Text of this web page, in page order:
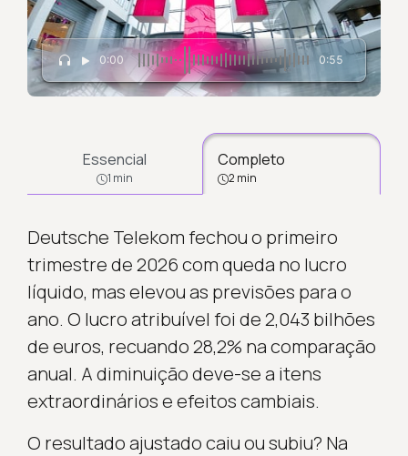
0:00 0:55
Essencial
1 min
Completo
2 min
Deutsche Telekom fechou o primeiro
trimestre de 2026 com queda no lucro
líquido, mas elevou as previsões para o
ano. O lucro atribuível foi de 2,043 bilhões
de euros, recuando 28,2% na comparação
anual. A diminuição deve-se a itens
extraordinários e efeitos cambiais.
O resultado ajustado caiu ou subiu? Na